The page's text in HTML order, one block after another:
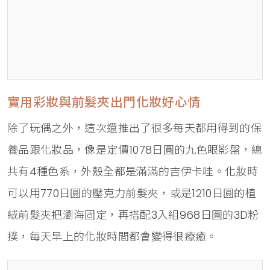
實用彩妝與前髮夾出門化妝好心情
除了玩偶之外，這次還推出了很多每天都用得到的保
養品跟化妝品，像是定價1078日圓的九色眼影盤，總
共有4種色系，外殼全都是滿滿的吉伊卡哇。化妝時
可以用770日圓的壓克力前髮夾，或是1210日圓的植
絨前髮夾把瀏海固定，再搭配3入組968日圓的3D粉
撲，每天早上的化妝時間都會變得很療癒。